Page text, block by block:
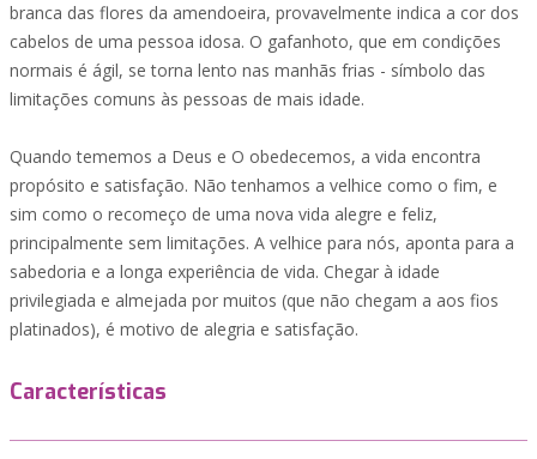
branca das flores da amendoeira, provavelmente indica a cor dos
cabelos de uma pessoa idosa. O gafanhoto, que em condições
normais é ágil, se torna lento nas manhãs frias - símbolo das
limitações comuns às pessoas de mais idade.
Quando tememos a Deus e O obedecemos, a vida encontra
propósito e satisfação. Não tenhamos a velhice como o fim, e
sim como o recomeço de uma nova vida alegre e feliz,
principalmente sem limitações. A velhice para nós, aponta para a
sabedoria e a longa experiência de vida. Chegar à idade
privilegiada e almejada por muitos (que não chegam a aos fios
platinados), é motivo de alegria e satisfação.
Características